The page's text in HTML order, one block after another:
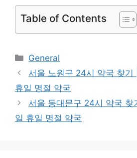
Table of Contents
카
테
리
General
서울 노원구 24시 약국 찾기
휴일 명절 약국
서울 동대문구 24시 약국 찾
일 휴일 명절 약국